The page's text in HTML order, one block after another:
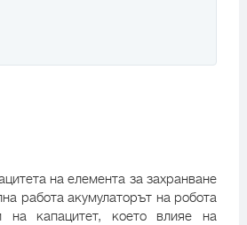
на елемента за захранване
работа акумулаторът на робота
на капацитет, което влияе на